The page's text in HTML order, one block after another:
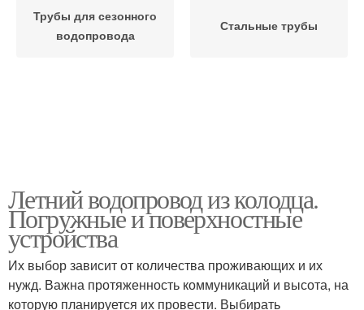
Трубы для сезонного
водопровода
Стальные трубы
Летний водопровод из колодца.
Погружные и поверхностные
устройства
Их выбор зависит от количества проживающих и их
нужд. Важна протяженность коммуникаций и высота, на
которую планируется их провести. Выбирать